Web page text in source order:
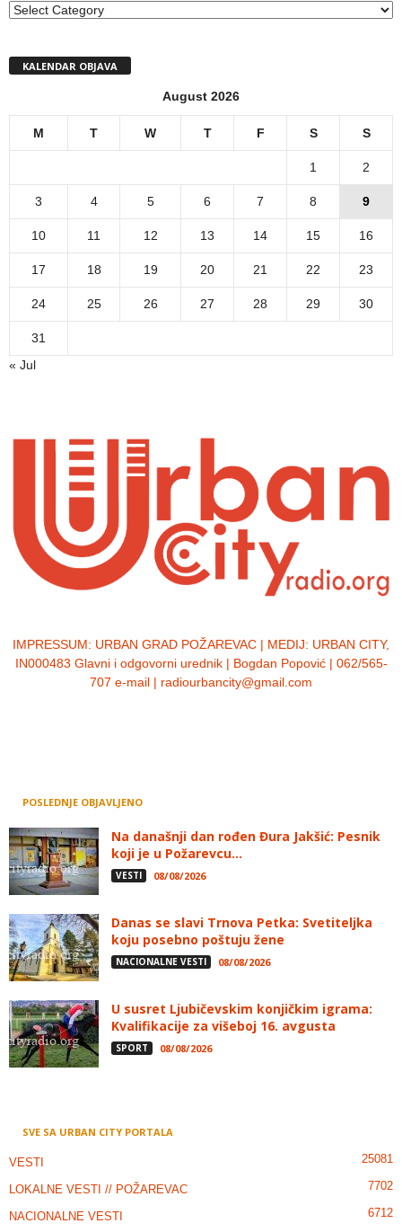
MENI
KALENDAR OBJAVA
August 2026
M T W T F S S
1 2
3 4 5 6 7 8 9
10 11 12 13 14 15 16
17 18 19 20 21 22 23
24 25 26 27 28 29 30
31
« Jul
IMPRESSUM: URBAN GRAD POŽAREVAC | MEDIJ: URBAN CITY,
IN000483 Glavni i odgovorni urednik | Bogdan Popović | 062/565-
707 e-mail | radiourbancity@gmail.com
POSLEDNJE OBJAVLJENO
Na današnji dan rođen Đura Jakšić: Pesnik
koji je u Požarevcu...
VESTI 08/08/2026
Danas se slavi Trnova Petka: Svetiteljka
koju posebno poštuju žene
NACIONALNE VESTI 08/08/2026
U susret Ljubičevskim konjičkim igrama:
Kvalifikacije za višeboj 16. avgusta
SPORT 08/08/2026
SVE SA URBAN CITY PORTALA
VESTI 25081
LOKALNE VESTI // POŽAREVAC 7702
NACIONALNE VESTI 6712